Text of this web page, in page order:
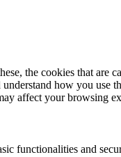
the cookies that are
how you
affect your browsing
functionalities and